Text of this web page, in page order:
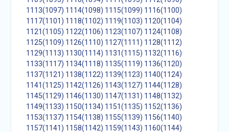
1113(1097) 1114(1098) 1115(1099) 1116(1100)
1117(1101) 1118(1102) 1119(1103) 1120(1104)
1121(1105) 1122(1106) 1123(1107) 1124(1108)
1125(1109) 1126(1110) 1127(1111) 1128(1112)
1129(1113) 1130(1114) 1131(1115) 1132(1116)
1133(1117) 1134(1118) 1135(1119) 1136(1120)
1137(1121) 1138(1122) 1139(1123) 1140(1124)
1141(1125) 1142(1126) 1143(1127) 1144(1128)
1145(1129) 1146(1130) 1147(1131) 1148(1132)
1149(1133) 1150(1134) 1151(1135) 1152(1136)
1153(1137) 1154(1138) 1155(1139) 1156(1140)
1157(1141) 1158(1142) 1159(1143) 1160(1144)